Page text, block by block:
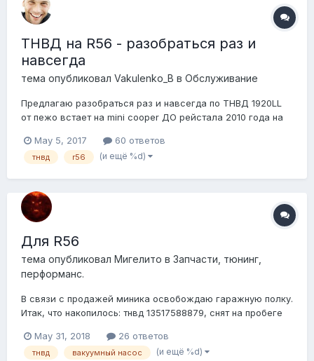
ТНВД на R56 - разобраться раз и
навсегда
тема опубликовал Vakulenko_B в Обслуживание
Предлагаю разобраться раз и навсегда по ТНВД 1920LL
от пежо встает на mini cooper ДО рейстала 2010 года на
ПОСЛЕ рейстала 2010 года на двигателя n18 Так ли это?
Ибо оригинальный ТНВД на mini (bmw) стоит 35+, а 1920RT
May 5, 2017 60 ответов
тнвд r56 (и ещё %d)
Для R56
тема опубликовал Мигелито в Запчасти, тюнинг,
перформанс.
В связи с продажей миника освобождаю гаражную полку.
Итак, что накопилось: тнвд 13517588879, снят на пробеге
13537605189 напорный трубопровод 13537528348
https://ibb.co/ndh6ay https://ibb.co/cOZzTJ Цена 5000 за
May 31, 2018 26 ответов
тнвд вакуумный насос (и ещё %d)